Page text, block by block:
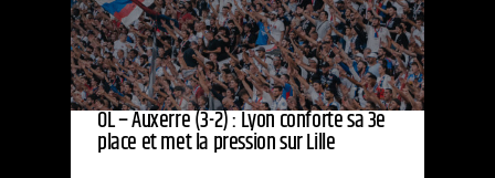
OL – Auxerre (3-2) : Lyon conforte sa 3e
place et met la pression sur Lille